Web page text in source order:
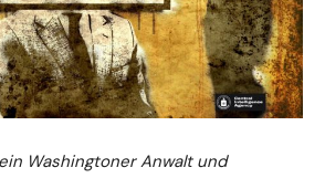
Washingtoner Anwalt und